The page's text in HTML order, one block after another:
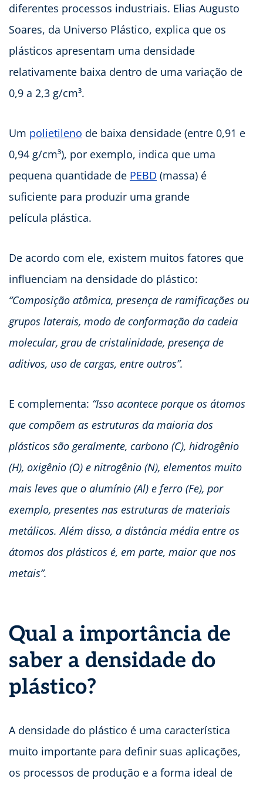
diferentes processos industriais. Elias Augusto
Soares, da Universo Plástico, explica que os
plásticos apresentam uma densidade
relativamente baixa dentro de uma variação de
0,9 a 2,3 g/cm³.
Um polietileno de baixa densidade (entre 0,91 e
0,94 g/cm³), por exemplo, indica que uma
pequena quantidade de PEBD (massa) é
suficiente para produzir uma grande
película plástica.
De acordo com ele, existem muitos fatores que
influenciam na densidade do plástico:
“Composição atômica, presença de ramificações ou
grupos laterais, modo de conformação da cadeia
molecular, grau de cristalinidade, presença de
aditivos, uso de cargas, entre outros”.
E complementa: “Isso acontece porque os átomos
que compõem as estruturas da maioria dos
plásticos são geralmente, carbono (C), hidrogênio
(H), oxigênio (O) e nitrogênio (N), elementos muito
mais leves que o alumínio (Al) e ferro (Fe), por
exemplo, presentes nas estruturas de materiais
metálicos. Além disso, a distância média entre os
átomos dos plásticos é, em parte, maior que nos
metais”.
Qual a importância de
saber a densidade do
plástico?
A densidade do plástico é uma característica
muito importante para definir suas aplicações,
os processos de produção e a forma ideal de